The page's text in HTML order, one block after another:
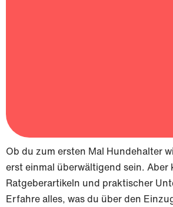
Ob du zum ersten Mal Hundehalter
erst einmal überwältigend sein.
Ratgeberartikeln und praktischer
Erfahre alles, was du über den